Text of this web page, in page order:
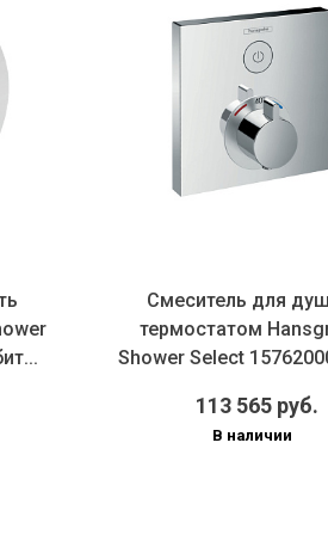
Смеситель для душа
термостатом
Shower Select 15762000
113 565 руб.
В наличии